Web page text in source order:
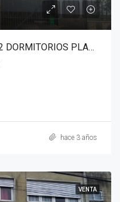
SE ALQUILA APARTAMENTO 2 DORMITORIOS PLANTA BAJA, CON PATIO
hace 3 años
VENTA